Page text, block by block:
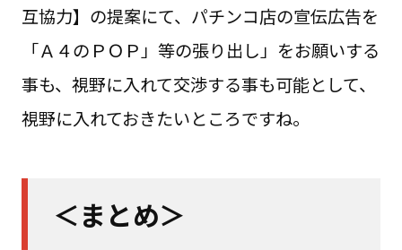
互協力】の提案にて、パチンコ店の宣伝広告を
「Ａ４のＰＯＰ」等の張り出し」をお願いする
事も、視野に入れて交渉する事も可能として、
視野に入れておきたいところですね。
＜まとめ＞